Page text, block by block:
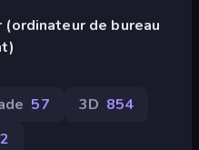
(ordinateur de bureau
57 3D 854